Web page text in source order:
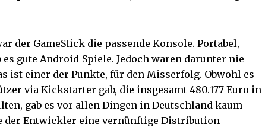
der GameStick die passende Konsole. Portabel,
gute Android-Spiele. Jedoch waren darunter nie
ist einer der Punkte, für den Misserfolg. Obwohl es
via Kickstarter gab, die insgesamt 480.177 Euro in
gab es vor allen Dingen in Deutschland kaum
der Entwickler eine vernünftige Distribution